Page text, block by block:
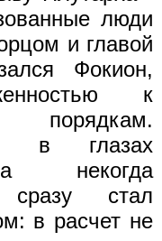
люди
и главой
Фокион,
к
в глазах
некогда
стал
в расчет не